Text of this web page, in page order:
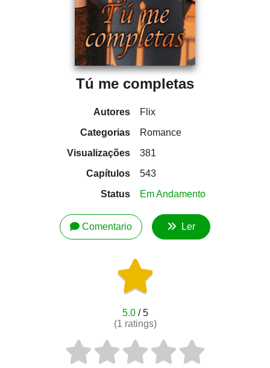
Tú me completas
Autores
Flix
Categorias
Romance
Visualizações
381
Capítulos
543
Status
Em Andamento
Comentario Ler
5.0/ 5
(1 ratings)